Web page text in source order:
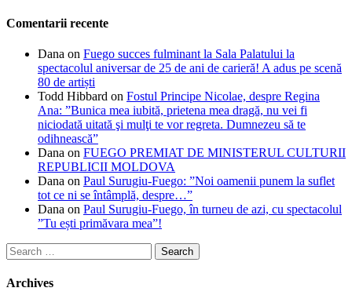
Comentarii recente
Dana on Fuego succes fulminant la Sala Palatului la
spectacolul aniversar de 25 de ani de carieră! A adus pe scenă
80 de artiști
Todd Hibbard on Fostul Principe Nicolae, despre Regina
Ana: ”Bunica mea iubită, prietena mea dragă, nu vei fi
niciodată uitată şi mulţi te vor regreta. Dumnezeu să te
odihnească”
Dana on FUEGO PREMIAT DE MINISTERUL CULTURII
REPUBLICII MOLDOVA
Dana on Paul Surugiu-Fuego: ”Noi oamenii punem la suflet
tot ce ni se întâmplă, despre…”
Dana on Paul Surugiu-Fuego, în turneu de azi, cu spectacolul
”Tu ești primăvara mea”!
Search
for:
Archives